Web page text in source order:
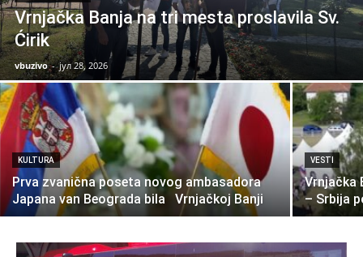
Vrnjačka Banja na tri mesta proslavila Sv.
Ćirik
vbuzivo - јул 28, 2026
KULTURA
Prva zvanična poseta novog ambasadora
Japana van Beograda bila Vrnjačkoj Banji
VESTI
Vrnjačka
– Srbija